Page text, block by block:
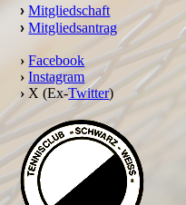
› Mitgliedschaft
› Mitgliedsantrag
› Facebook
› Instagram
› X (Ex-Twitter)